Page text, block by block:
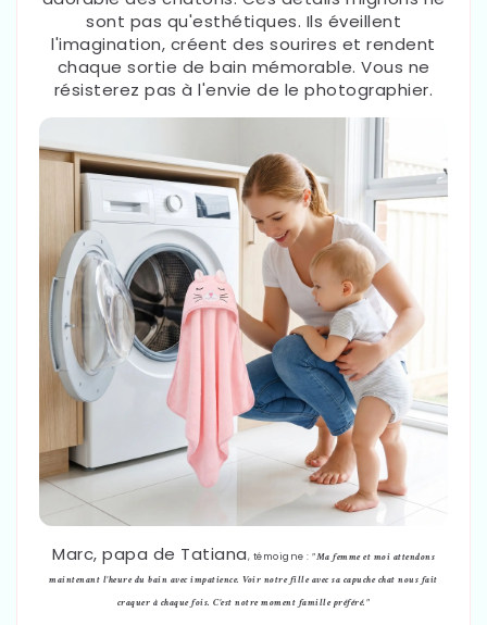
sont pas qu'esthétiques. Ils éveillent
l'imagination, créent des sourires et rendent
chaque sortie de bain mémorable. Vous ne
résisterez pas à l'envie de le photographier.
Marc, papa de Tatiana, témoigne : "Ma femme et moi attendons
maintenant l'heure du bain avec impatience. Voir notre fille avec sa capuche chat nous fait
craquer à chaque fois. C'est notre moment famille préféré."